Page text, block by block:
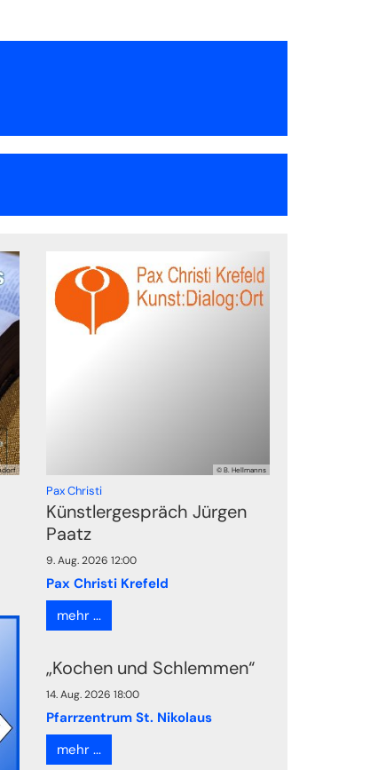
© B. Hellmanns
Pax Christi:
Künstlergespräch Jürgen
Paatz
9. Aug. 2026 12:00
Pax Christi Krefeld
mehr ...
„Kochen und Schlemmen“
14. Aug. 2026 18:00
Pfarrzentrum St. Nikolaus
mehr ...